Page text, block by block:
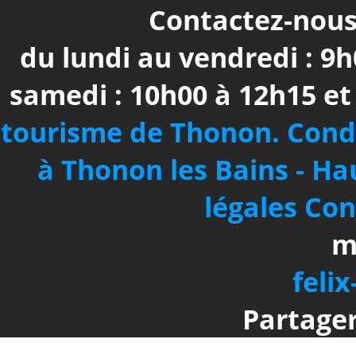
Contactez-
du lundi au vendredi :
samedi : 10h00 à 12h15
tourisme de Thonon.
à Thonon les Bains -
légales